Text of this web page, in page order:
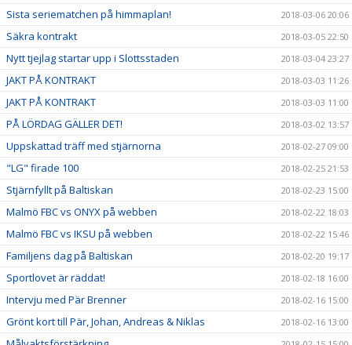
Sista seriematchen på himmaplan! 2018-03-06 20:06
Säkra kontrakt 2018-03-05 22:50
Nytt tjejlag startar upp i Slottsstaden 2018-03-04 23:27
JAKT PÅ KONTRAKT 2018-03-03 11:26
JAKT PÅ KONTRAKT 2018-03-03 11:00
PÅ LÖRDAG GÄLLER DET! 2018-03-02 13:57
Uppskattad träff med stjärnorna 2018-02-27 09:00
"LG" firade 100 2018-02-25 21:53
Stjärnfyllt på Baltiskan 2018-02-23 15:00
Malmö FBC vs ONYX på webben 2018-02-22 18:03
Malmö FBC vs IKSU på webben 2018-02-22 15:46
Familjens dag på Baltiskan 2018-02-20 19:17
Sportlovet är räddat! 2018-02-18 16:00
Intervju med Pär Brenner 2018-02-16 15:00
Grönt kort till Pär, Johan, Andreas & Niklas 2018-02-16 13:00